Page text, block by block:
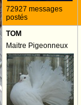
72927 messages
postés
TOM
Maitre Pigeonneux